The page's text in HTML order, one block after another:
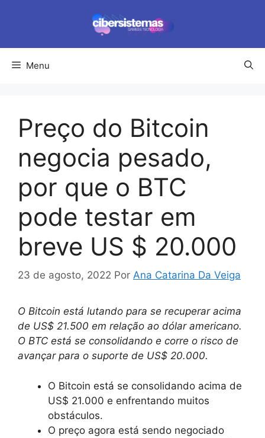
conteúdo
Menu
Preço do Bitcoin
negocia pesado,
por que o BTC
pode testar em
breve US $ 20.000
23 de agosto, 2022 Por Ana Catarina Da Veiga
O Bitcoin está lutando para se recuperar acima
de US$ 21.500 em relação ao dólar americano.
O BTC está se consolidando e corre o risco de
avançar para o suporte de US$ 20.000.
O Bitcoin está se consolidando acima de
US$ 21.000 e enfrentando muitos
obstáculos.
O preço agora está sendo negociado